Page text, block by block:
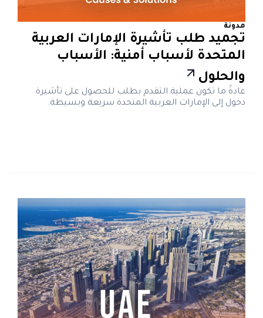
مدونة
تجميد طلب تأشيرة الإمارات العربية
المتحدة لأسباب أمنية: الأسباب
والحلول
عادةً ما تكون عملية التقدم بطلب للحصول على تأشيرة
دخول إلى الإمارات العربية المتحدة سريعة وبسيطة.